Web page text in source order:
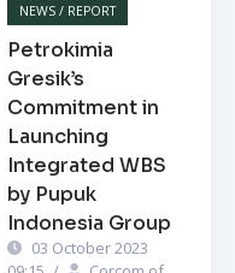
NEWS / REPORT
Petrokimia
Gresik’s
Commitment in
Launching
Integrated WBS
by Pupuk
Indonesia Group
03 October 2023